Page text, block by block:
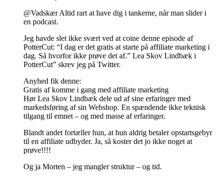
@Vadskær Altid rart at have dig i tankerne, når man slider i
en podcast.
Jeg havde slet ikke svært ved at coine denne episode af
PotterCut: “I dag er det gratis at starte på affiliate marketing i
dag. Så hvorfor ikke prøve det af.” Lea Skov Lindbæk i
PotterCut” skrev jeg på Twitter.
Anyhed fik denne:
Gratis af komme i gang med affiliate marketing
Hør Lea Skov Lindbæk dele ud af sine erfaringer med
markedsføring af sin Webshop. En spændende ikke teknisk
tilgang til emnet – og med masse af erfaringer.
Blandt andet fortæller hun, at hun aldrig betaler opstartsgebyr
til en affiliate udbyder. Ja, så koster det jo ikke noget at
prøve!!!!
Og ja Morten – jeg mangler struktur – og tid.